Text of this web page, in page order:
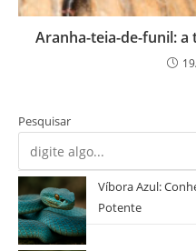
Aranha-teia-de-funil: a
Pesquisar
Víbora Azul:
Potente